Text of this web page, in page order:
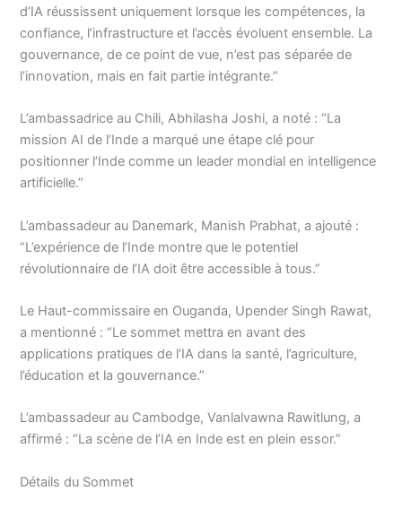
d’IA réussissent uniquement lorsque les compétences, la
confiance, l’infrastructure et l’accès évoluent ensemble. La
gouvernance, de ce point de vue, n’est pas séparée de
l’innovation, mais en fait partie intégrante.”
L’ambassadrice au Chili, Abhilasha Joshi, a noté : “La
mission AI de l’Inde a marqué une étape clé pour
positionner l’Inde comme un leader mondial en intelligence
artificielle.”
L’ambassadeur au Danemark, Manish Prabhat, a ajouté :
“L’expérience de l’Inde montre que le potentiel
révolutionnaire de l’IA doit être accessible à tous.”
Le Haut-commissaire en Ouganda, Upender Singh Rawat,
a mentionné : “Le sommet mettra en avant des
applications pratiques de l’IA dans la santé, l’agriculture,
l’éducation et la gouvernance.”
L’ambassadeur au Cambodge, Vanlalvawna Rawitlung, a
affirmé : “La scène de l’IA en Inde est en plein essor.”
Détails du Sommet